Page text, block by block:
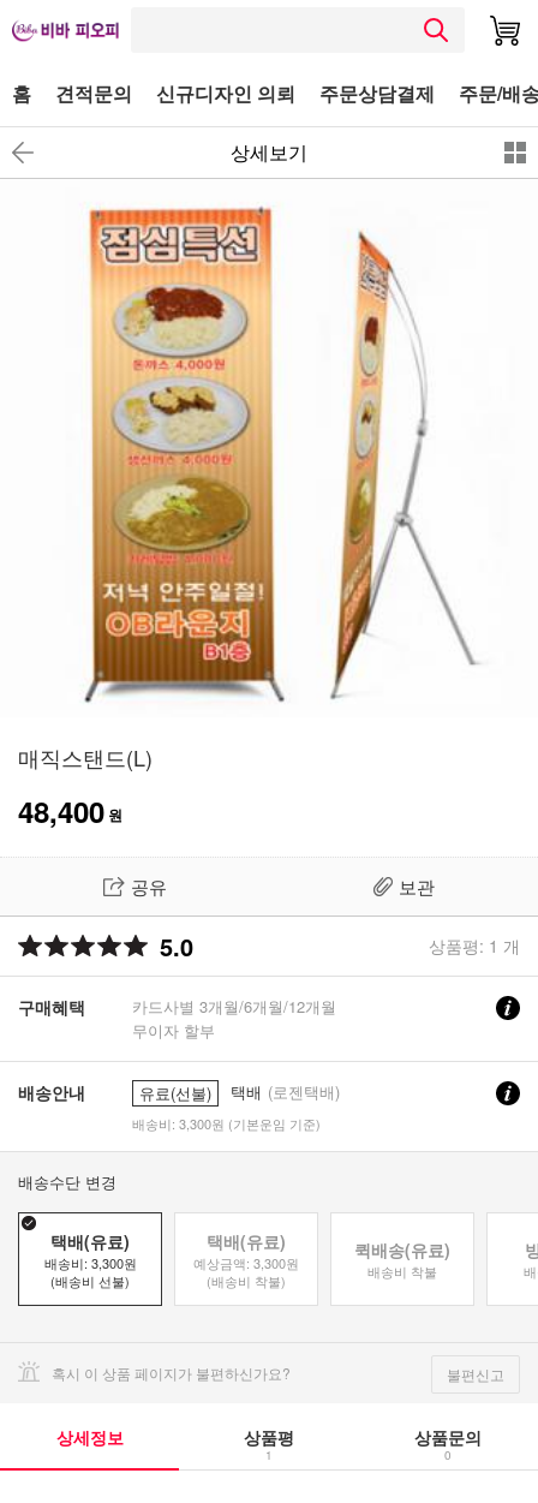
홈 견적문의 신규디자인 의뢰 주문상담결제 주문/배
상세보기
매직스탠드(L)
48,400 원
공유 보관
5.0 상품평: 1 개
구매혜택
카드사별 3개월/6개월/12개월
무이자 할부
배송안내 유료(선불) 택배 (로젠택배)
배송비: 3,300원 (기본운임 기준)
배송수단 변경
택배(유료)
배송비: 3,300원
(배송비 선불)
택배(유료)
예상금액: 3,300원
(배송비 착불)
퀵배송(유료)
배송비 착불
혹시 이 상품 페이지가 불편하신가요? 불편신고
상세정보 상품평
1
상품문의
0